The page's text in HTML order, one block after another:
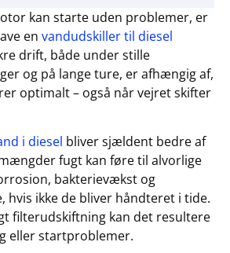
kan starte uden problemer, er
en vandudskiller til diesel
drift, både under stille
og på lange ture, er afhængig af,
optimalt – også når vejret skifter
i diesel bliver sjældent bedre af
fugt kan føre til alvorlige
bakterievækst og
hvis ikke de bliver håndteret i tide.
filterudskiftning kan det resultere
eller startproblemer.